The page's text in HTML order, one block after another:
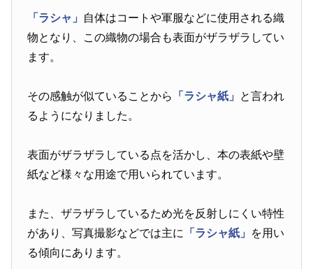
「ラシャ」 自体はコートや軍服などに使用される織
物となり、この織物の場合も表面がザラザラしてい
ます。
その感触が似ていることから 「ラシャ紙」 と言われ
るようになりました。
表面がザラザラしている点を活かし、本の表紙や壁
紙など様々な用途で用いられています。
また、ザラザラしているため光を反射しにくい特性
があり、写真撮影などでは主に
「ラシャ紙」 を用い
る傾向にあります。